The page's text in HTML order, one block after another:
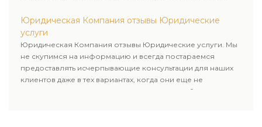
нашей компании.
Юридическая Компания отзывы Юридические
услуги
Юридическая Компания отзывы Юридические услуги. Мы
не скупимся на информацию и всегда постараемся
предоставлять исчерпывающие консультации для наших
клиентов даже в тех вариантах, когда они еще не
пользовались юридическими услугами нашей компании.